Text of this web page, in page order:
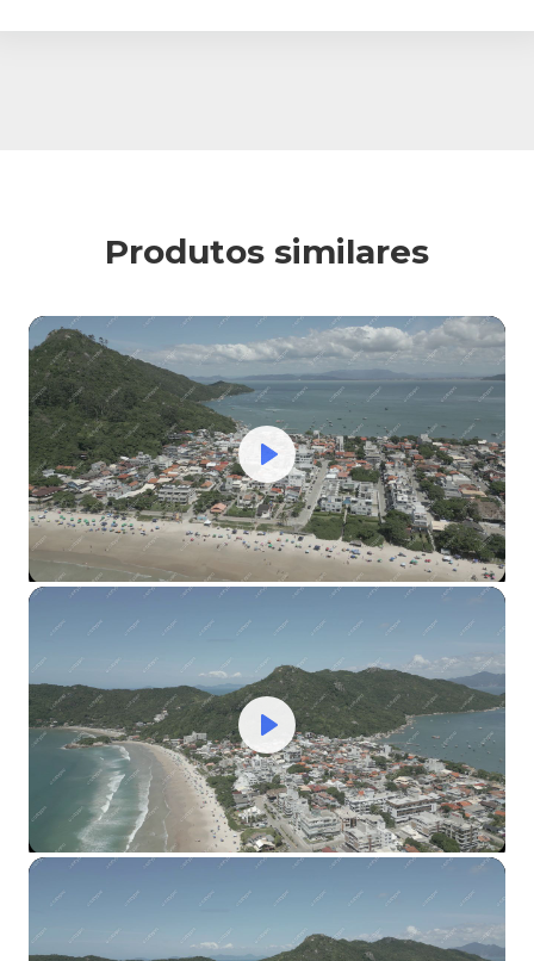
Produtos similares
Mute Settings
Play
Mute Settings
Play